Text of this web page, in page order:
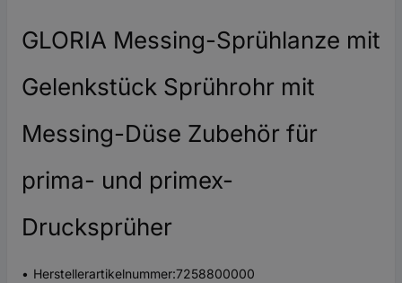
GLORIA Messing-Sprühlanze mit
Gelenkstück Sprührohr mit
Messing-Düse Zubehör für
prima- und primex-
Drucksprüher
Herstellerartikelnummer:7258800000